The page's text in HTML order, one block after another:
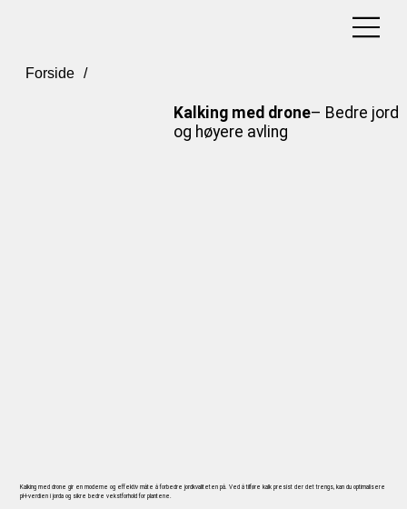
Forside /
Kalking med drone– Bedre jord
og høyere avling
Kalking med drone gir en moderne og effektiv måte å forbedre jordkvaliteten på. Ved å tilføre kalk presist der det trengs, kan du optimalisere
pH-verdien i jorda og sikre bedre vekstforhold for plantene.